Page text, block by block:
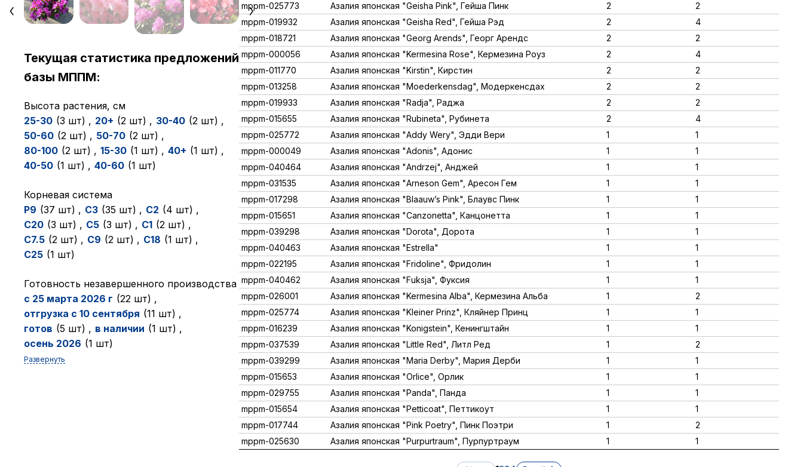
Текущая статистика предложений
базы МППМ:
Высота растения, см
25-30 (3 шт) , 20+ (2 шт) , 30-40 (2 шт) ,
50-60 (2 шт) , 50-70 (2 шт) ,
80-100 (2 шт) , 15-30 (1 шт) , 40+ (1 шт) ,
40-50 (1 шт) , 40-60 (1 шт)
Корневая система
P9 (37 шт) , C3 (35 шт) , C2 (4 шт) ,
C20 (3 шт) , C5 (3 шт) , C1 (2 шт) ,
C7.5 (2 шт) , C9 (2 шт) , C18 (1 шт) ,
C25 (1 шт)
Готовность незавершенного производства
с 25 марта 2026 г (22 шт) ,
отгрузка с 10 сентября (11 шт) ,
готов (5 шт) , в наличии (1 шт) ,
осень 2026 (1 шт)
Развернуть
mppm-025773
Азалия японская "Geisha Pink", Гейша Пинк 2
2
mppm-019932
Азалия японская "Geisha Red", Гейша Рэд 2
4
mppm-018721
Азалия японская "Georg Arends", Георг Арендс 2
2
mppm-000056
Азалия японская "Kermesina Rose", Кермезина Роуз 2
4
mppm-011770
Азалия японская "Kirstin", Кирстин 2
2
mppm-013258
Азалия японская "Moederkensdag", Модеркенсдах 2
2
mppm-019933
Азалия японская "Radja", Раджа 2
2
mppm-015655
Азалия японская "Rubineta", Рубинета 2
4
mppm-025772
Азалия японская "Addy Wery", Эдди Вери 1
1
mppm-000049
Азалия японская "Adonis", Адонис 1
1
mppm-040464
Азалия японская "Andrzej", Анджей 1
1
mppm-031535
Азалия японская "Arneson Gem", Аресон Гем 1
1
mppm-017298
Азалия японская "Blaauw’s Pink", Блаувс Пинк 1
1
mppm-015651
Азалия японская "Canzonetta", Канцонетта 1
1
mppm-039298
Азалия японская "Dorota", Дорота 1
1
mppm-040463
Азалия японская "Estrella" 1
1
mppm-022195
Азалия японская "Fridoline", Фридолин 1
1
mppm-040462
Азалия японская "Fuksja", Фуксия 1
1
mppm-026001
Азалия японская "Kermesina Alba", Кермезина Альба 1
2
mppm-025774
Азалия японская "Kleiner Prinz", Кляйнер Принц 1
1
mppm-016239
Азалия японская "Konigstein", Кенингштайн 1
1
mppm-037539
Азалия японская "Little Red", Литл Ред 1
2
mppm-039299
Азалия японская "Maria Derby", Мария Дерби 1
1
mppm-015653
Азалия японская "Orlice", Орлик 1
1
mppm-029755
Азалия японская "Panda", Панда 1
1
mppm-015654
Азалия японская "Petticoat", Петтикоут 1
1
mppm-017744
Азалия японская "Pink Poetry", Пинк Поэтри 1
2
mppm-025630
Азалия японская "Purpurtraum", Пурпуртраум 1 1